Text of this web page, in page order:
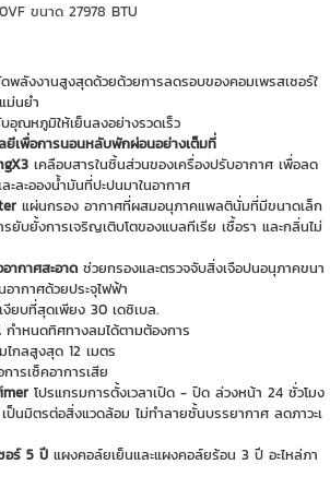
ขนาด 27978 BTU
พลังงานสูงสุดด้วยด้วยการลดรอบของคอมเพรสเซอร์ใ
ม่นยำ
อุณหภูมิให้เย็นลงอย่างรวดเร็ว
ยีเพื่อการนอนหลับพักผ่อนอย่างเต็มที่
เคลือบสารในชิ้นส่วนของเครื่องปรับอากาศ เพื่อลด
ะละอองน้ำมันที่ปะปนมาในอากาศ
แผ่นกรอง อากาศที่ผสมอนุภาคแพลตินั่มที่มีขนาดเล็ก
รยับยั้งการเจริญเติบโตของแบลทีเรีย เชื้อรา และกลิ่นไม่
ากาศสะอาดช่วยกรองและตรวจจับสิ่งเจือปนอนุภาคขนา
อากาศด้วยประจุไฟฟ้า
ยบที่สุดเพียง 30 เดซิเบล.
กำหนดทิศทางลมได้ตามต้องการ
กลสูงสุด 12 เมตร
ารเซ็คอาการเสีย
โปรแกรมการตั้งเวลาเปิด - ปิด ล่วงหน้า 24 ชั่วโมง
ป็นมิตรต่อสิ่งแวดล้อม ไม่ทำลายชั้นบรรยากาศ ลดภาวะเ
อร์ 5 ปีแผงคอล์ยเย็นและแผงคอล์ยร้อน 3 ปี อะไหล่ภา